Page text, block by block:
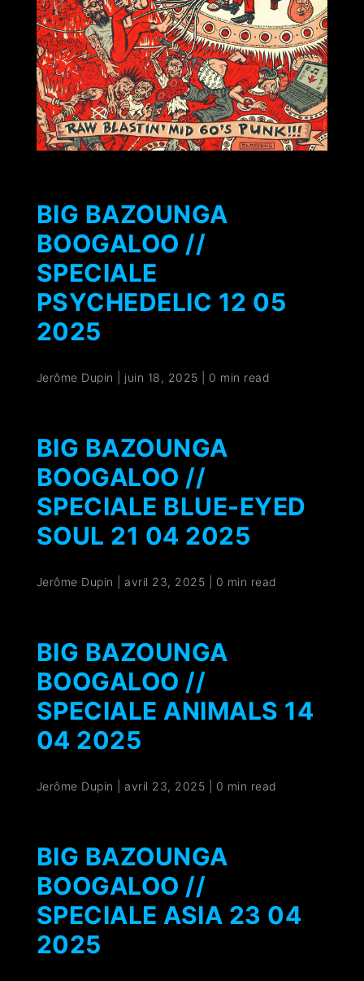
BIG BAZOUNGA
BOOGALOO //
SPECIALE
PSYCHEDELIC 12 05
2025
Jerôme Dupin juin 18, 2025 0 min read
BIG BAZOUNGA
BOOGALOO //
SPECIALE BLUE-EYED
SOUL 21 04 2025
Jerôme Dupin avril 23, 2025 0 min read
BIG BAZOUNGA
BOOGALOO //
SPECIALE ANIMALS 14
04 2025
Jerôme Dupin avril 23, 2025 0 min read
BIG BAZOUNGA
BOOGALOO //
SPECIALE ASIA 23 04
2025